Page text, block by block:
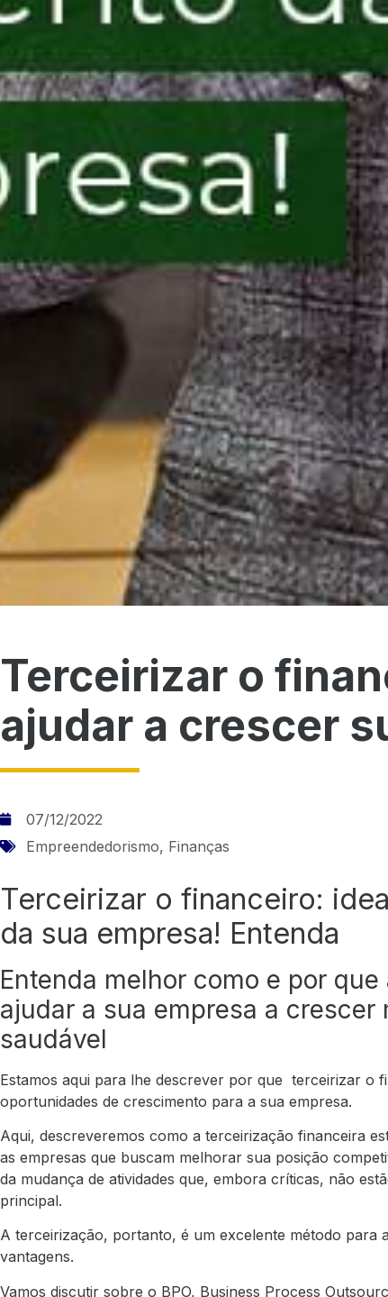
Terceirizar o
ajudar a crescer
07/12/2022
Empreendedorismo, Finanças
Terceirizar o financeiro:
da sua empresa! Entenda
Entenda melhor como e por
ajudar a sua empresa a crescer
saudável
Estamos aqui para lhe descrever por que terceirizar o
oportunidades de crescimento para a sua empresa.
Aqui, descreveremos como a terceirização financeira
as empresas que buscam melhorar sua posição
da mudança de atividades que, embora críticas, não
principal.
A terceirização, portanto, é um excelente método para
vantagens.
Vamos discutir sobre o BPO, Business Process